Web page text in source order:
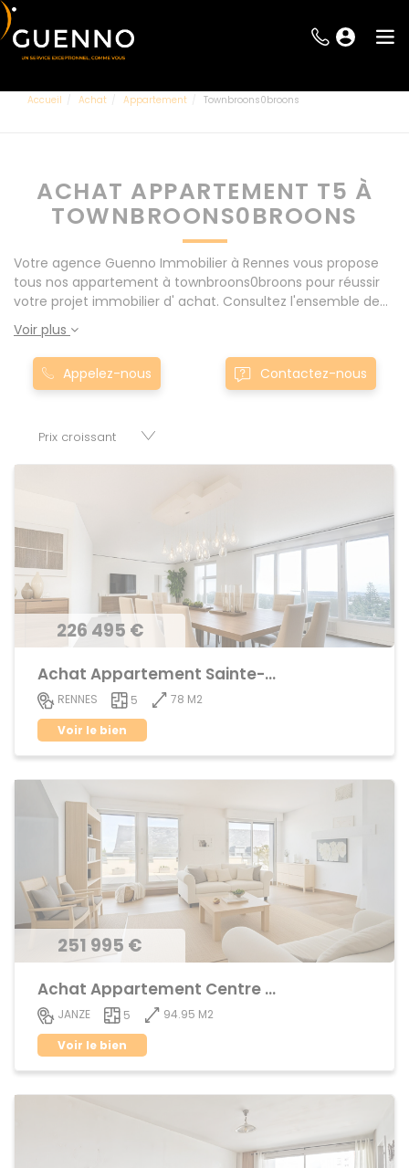
Accueil Achat Appartement Townbroons0broons
ACHAT APPARTEMENT T5 À
TOWNBROONS0BROONS
Votre agence Guenno Immobilier à Rennes vous propose
tous nos appartement à townbroons0broons pour réussir
votre projet immobilier d' achat. Consultez l'ensemble de
nos offres à Rennes mais également aux alentours : Le
Rheu, Pacé, Montgermont... Nos appartement T5 à
townbroons0broons sont proposés au meilleur prix du
marché pour permettre au plus grand nombre de réussir
appartements, maisons, immeubles, terrains et murs.
Voir plus
Appelez-nous Contactez-nous
226 495 €
Achat Appartement Sainte-Thérèse
RENNES 5
78 M2
Voir le bien
251 995 €
Achat Appartement Centre ville
JANZE 5
94.95 M2
Voir le bien